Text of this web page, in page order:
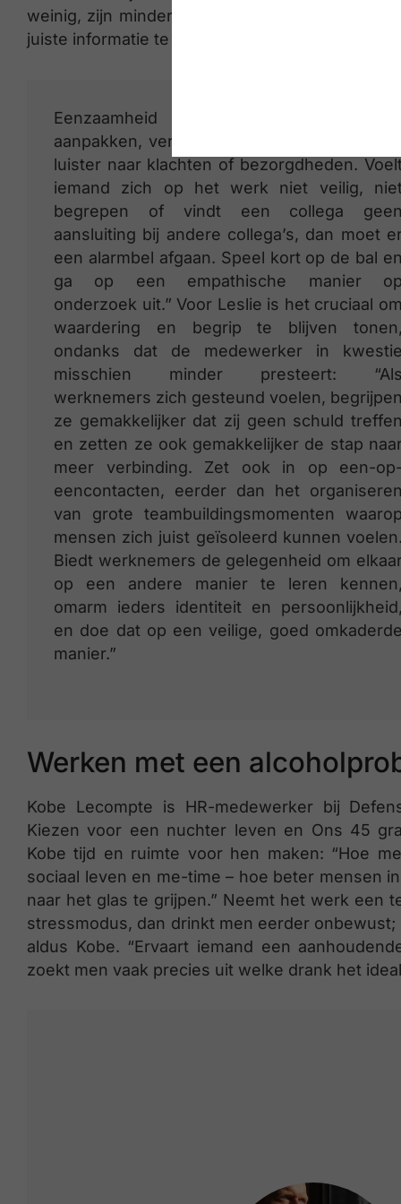
weinig, zijn minder betrokken en benaderbaar
juiste informatie te sprokkelen en ontbreken de
Eenzaamheid kan je op alle niveaus
aanpakken, vertelt Leslie. “Ga in gesprek en
luister naar klachten of bezorgdheden. Voelt
iemand zich op het werk niet veilig, niet
begrepen of vindt een collega geen
aansluiting bij andere collega’s, dan moet
een alarmbel afgaan. Speel kort op de bal en
ga op een empathische manier op
onderzoek uit.” Voor Leslie is het cruciaal om
waardering en begrip te blijven tonen,
ondanks dat de medewerker in kwestie
misschien minder presteert: “Als
werknemers zich gesteund voelen, begrijpen
ze gemakkelijker dat zij geen schuld treffen
en zetten ze ook gemakkelijker de stap
meer verbinding. Zet ook in op een-op-
eencontacten, eerder dan het organiseren
van grote teambuildingsmomenten waarop
mensen zich juist geïsoleerd kunnen voelen.
Biedt werknemers de gelegenheid om
op een andere manier te leren kennen,
omarm ieders identiteit en persoonlijkheid,
en doe dat op een veilige, goed omkaderde
manier.”
Werken met een
Kobe Lecompte is HR-medewerker bij
Kiezen voor een nuchter leven en Ons 45
Kobe tijd en ruimte voor hen maken: “Hoe
sociaal leven en me-time – hoe beter mensen
naar het glas te grijpen.” Neemt het werk een
stressmodus, dan drinkt men eerder
aldus Kobe. “Ervaart iemand een
zoekt men vaak precies uit welke drank het